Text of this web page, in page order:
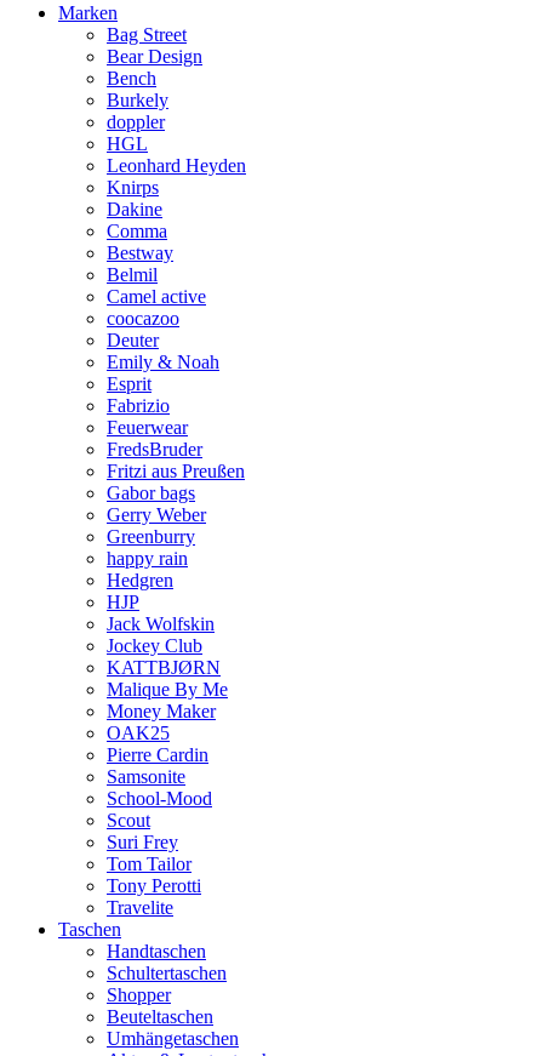
Marken
Bag Street
Bear Design
Bench
Burkely
doppler
HGL
Leonhard Heyden
Knirps
Dakine
Comma
Bestway
Belmil
Camel active
coocazoo
Deuter
Emily & Noah
Esprit
Fabrizio
Feuerwear
FredsBruder
Fritzi aus Preußen
Gabor bags
Gerry Weber
Greenburry
happy rain
Hedgren
HJP
Jack Wolfskin
Jockey Club
KATTBJØRN
Malique By Me
Money Maker
OAK25
Pierre Cardin
Samsonite
School-Mood
Scout
Suri Frey
Tom Tailor
Tony Perotti
Travelite
Taschen
Handtaschen
Schultertaschen
Shopper
Beuteltaschen
Umhängetaschen